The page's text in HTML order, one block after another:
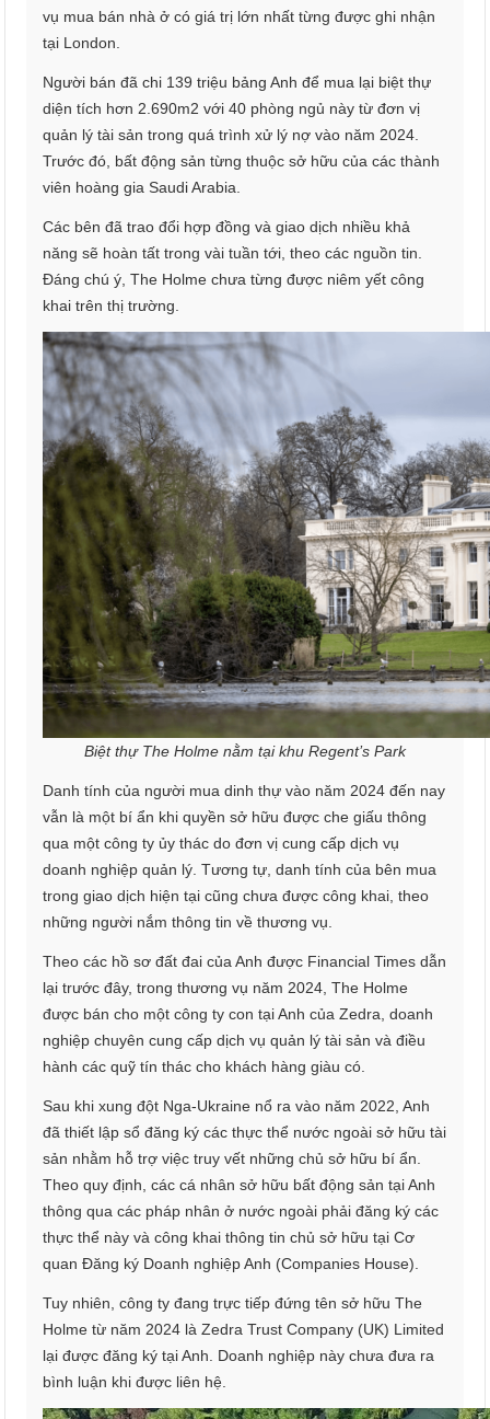
vụ mua bán nhà ở có giá trị lớn nhất từng được ghi nhận
tại London.
Người bán đã chi 139 triệu bảng Anh để mua lại biệt thự
diện tích hơn 2.690m2 với 40 phòng ngủ này từ đơn vị
quản lý tài sản trong quá trình xử lý nợ vào năm 2024.
Trước đó, bất động sản từng thuộc sở hữu của các thành
viên hoàng gia Saudi Arabia.
Các bên đã trao đổi hợp đồng và giao dịch nhiều khả
năng sẽ hoàn tất trong vài tuần tới, theo các nguồn tin.
Đáng chú ý, The Holme chưa từng được niêm yết công
khai trên thị trường.
Biệt thự The Holme nằm tại khu Regent’s Park
Danh tính của người mua dinh thự vào năm 2024 đến nay
vẫn là một bí ẩn khi quyền sở hữu được che giấu thông
qua một công ty ủy thác do đơn vị cung cấp dịch vụ
doanh nghiệp quản lý. Tương tự, danh tính của bên mua
trong giao dịch hiện tại cũng chưa được công khai, theo
những người nắm thông tin về thương vụ.
Theo các hồ sơ đất đai của Anh được Financial Times dẫn
lại trước đây, trong thương vụ năm 2024, The Holme
được bán cho một công ty con tại Anh của Zedra, doanh
nghiệp chuyên cung cấp dịch vụ quản lý tài sản và điều
hành các quỹ tín thác cho khách hàng giàu có.
Sau khi xung đột Nga-Ukraine nổ ra vào năm 2022, Anh
đã thiết lập sổ đăng ký các thực thể nước ngoài sở hữu tài
sản nhằm hỗ trợ việc truy vết những chủ sở hữu bí ẩn.
Theo quy định, các cá nhân sở hữu bất động sản tại Anh
thông qua các pháp nhân ở nước ngoài phải đăng ký các
thực thể này và công khai thông tin chủ sở hữu tại Cơ
quan Đăng ký Doanh nghiệp Anh (Companies House).
Tuy nhiên, công ty đang trực tiếp đứng tên sở hữu The
Holme từ năm 2024 là Zedra Trust Company (UK) Limited
lại được đăng ký tại Anh. Doanh nghiệp này chưa đưa ra
bình luận khi được liên hệ.